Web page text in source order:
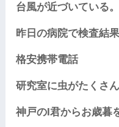
台風が近づいている。
昨日の病院で検査結
格安携帯電話
研究室に虫がたくさん
神戸のI君からお歳暮